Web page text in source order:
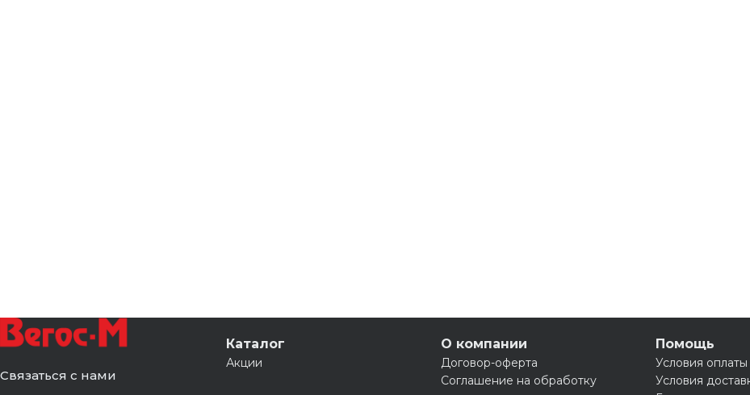
Связаться с нами
Каталог
Акции
О компании
Договор-оферта
Соглашение на обработку
Помощь
Условия оплаты
Условия